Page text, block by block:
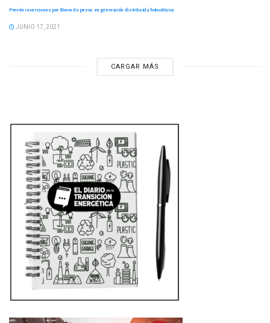
Prevén inversiones por 50mm de pesos en generación distribuida fotovoltaica
JUNIO 17, 2021
CARGAR MÁS